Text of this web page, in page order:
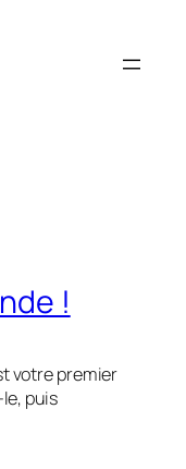
!
votre premier
puis